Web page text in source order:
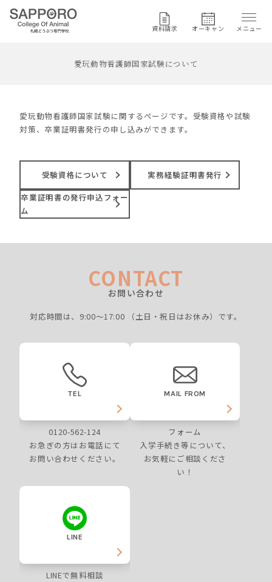
資料請求 オーキャン メニュー
愛玩動物看護師国家試験について
愛玩動物看護師国家試験に関するページです。受験資格や試験
対策、卒業証明書発行の申し込みができます。
受験資格について
実務経験証明書発行
卒業証明書の発行申込フォー
ム
CONTACT
お問い合わせ
対応時間は、9:00〜17:00 （土日・祝日はお休み）です。
TEL
0120-562-124
お急ぎの方はお電話にて
お問い合わせください。
MAIL FROM
フォーム
入学手続き等について、
お気軽にご相談くださ
い！
LINE
LINEで無料相談